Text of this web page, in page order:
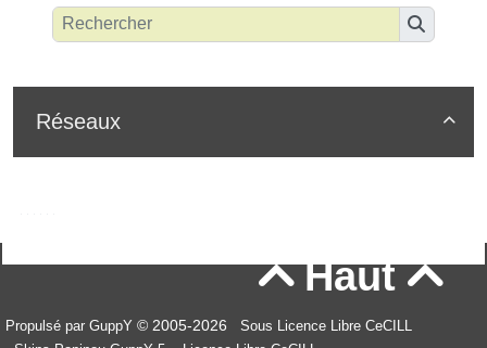

Réseaux
Haut
Propulsé par GuppY © 2005-2026
Sous Licence Libre CeCILL